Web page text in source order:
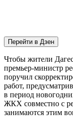
Перейти в Дзен
Чтобы жители
премьер-министр
поручил
работ,
в период
ЖКХ совместно с
занимаются этим